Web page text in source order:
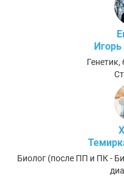
Биолог (после ПП и ПК -